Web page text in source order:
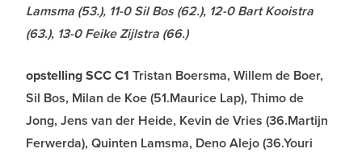
Lamsma (53.), 11-0 Sil Bos (62.), 12-0 Bart Kooistra
(63.), 13-0 Feike Zijlstra (66.)
opstelling SCC C1 Tristan Boersma, Willem de Boer,
Sil Bos, Milan de Koe (51.Maurice Lap), Thimo de
Jong, Jens van der Heide, Kevin de Vries (36.Martijn
Ferwerda), Quinten Lamsma, Deno Alejo (36.Youri